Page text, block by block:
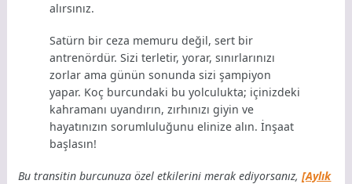
alırsınız.
Satürn bir ceza memuru değil, sert bir
antrenördür. Sizi terletir, yorar, sınırlarınızı
zorlar ama günün sonunda sizi şampiyon
yapar. Koç burcundaki bu yolculukta; içinizdeki
kahramanı uyandırın, zırhınızı giyin ve
hayatınızın sorumluluğunu elinize alın. İnşaat
başlasın!
Bu transitin burcunuza özel etkilerini merak ediyorsanız,[Aylık